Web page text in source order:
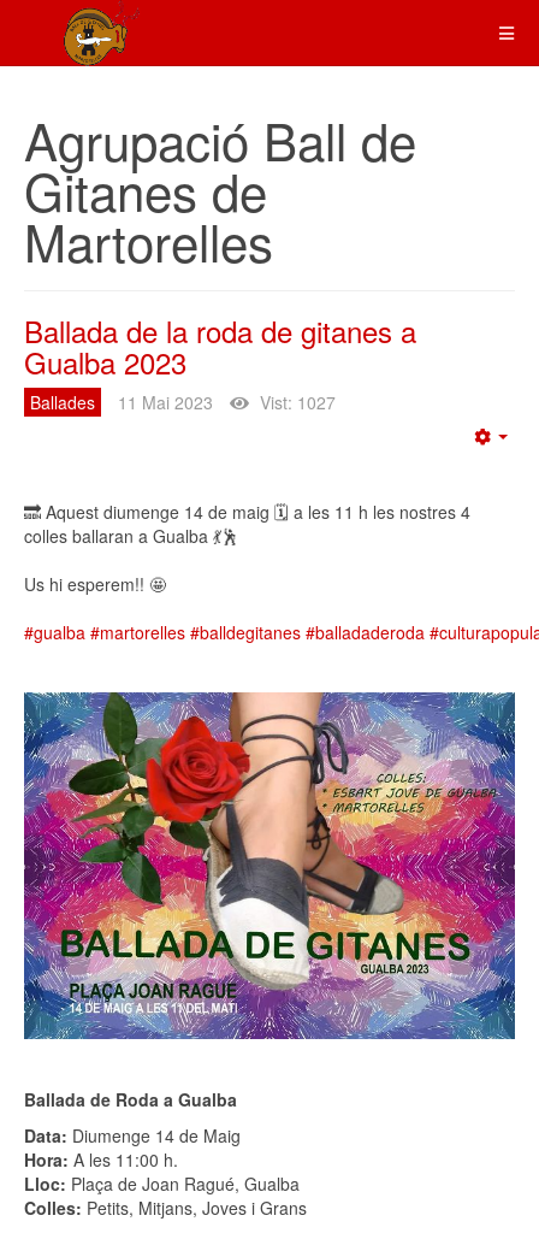
Agrupació Ball de
Gitanes de
Martorelles
Ballada de la roda de gitanes a
Gualba 2023
Ballades 11 Mai 2023 Vist: 1027
🔜 Aquest diumenge 14 de maig 🗓️ a les 11 h les nostres 4
colles ballaran a Gualba 💃🕺
Us hi esperem!! 🤩
#gualba #martorelles #balldegitanes #balladaderoda
Ballada de Roda a Gualba
Data: Diumenge 14 de Maig
Hora: A les 11:00 h.
Lloc: Plaça de Joan Ragué, Gualba
Colles: Petits, Mitjans, Joves i Grans